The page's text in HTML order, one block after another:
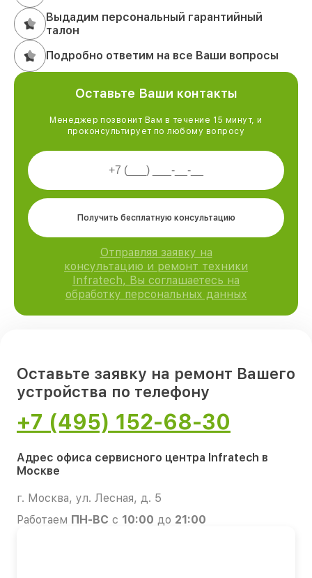
Выдадим персональный гарантийный
талон
Подробно ответим на все Ваши вопросы
Оставьте Ваши контакты
Менеджер позвонит Вам в течение 15 минут, и
проконсультирует по любому вопросу
Получить бесплатную консультацию
Отправляя заявку на
консультацию и ремонт техники
Infratech, Вы соглашаетесь на
обработку персональных данных
Оставьте заявку на ремонт Вашего
устройства по телефону
+7 (495) 152-68-30
Адрес офиса сервисного центра Infratech в
Москве
г. Москва, ул. Лесная, д. 5
Работаем ПН-ВС с 10:00 до 21:00